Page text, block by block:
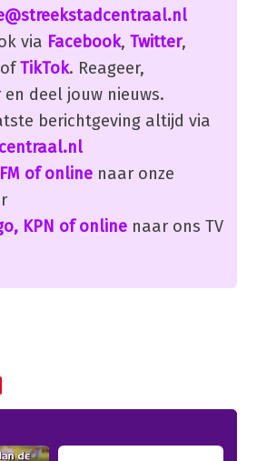
via Facebook, Twitter,
ofTikTok. Reageer,
en deel jouw nieuws.
berichtgeving altijd via
of onlinenaar onze
KPN of onlinenaar ons TV